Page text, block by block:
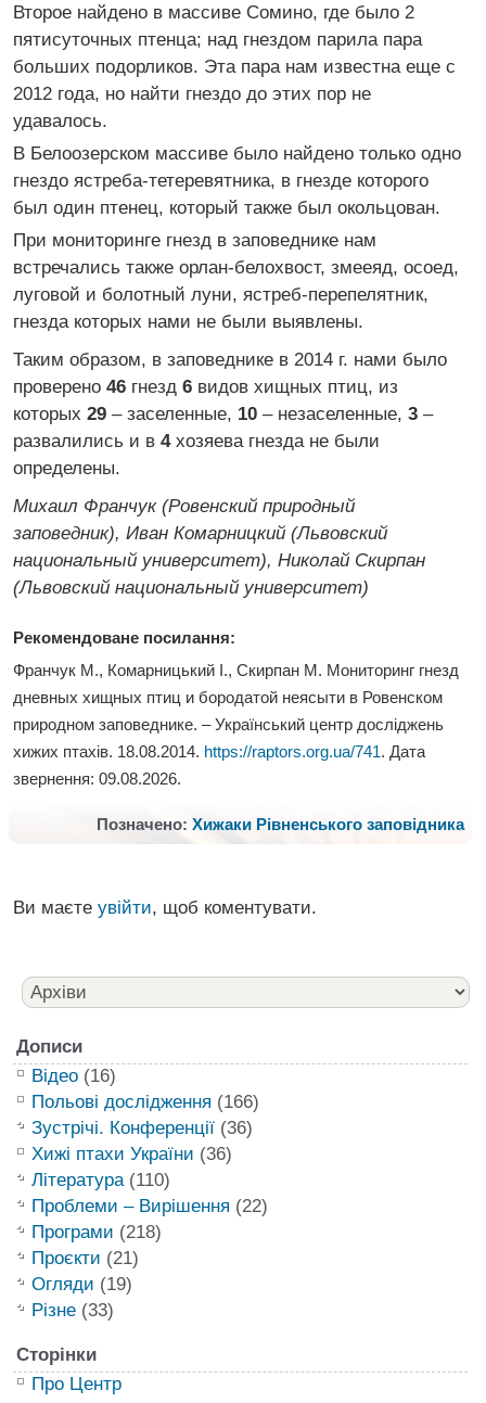
Второе найдено в массиве Сомино, где было 2
пятисуточных птенца; над гнездом парила пара
больших подорликов. Эта пара нам известна еще с
2012 года, но найти гнездо до этих пор не
удавалось.
В Белоозерском массиве было найдено только одно
гнездо ястреба-тетеревятника, в гнезде которого
был один птенец, который также был окольцован.
При мониторинге гнезд в заповеднике нам
встречались также орлан-белохвост, змееяд, осоед,
луговой и болотный луни, ястреб-перепелятник,
гнезда которых нами не были выявлены.
Таким образом, в заповеднике в 2014 г. нами было
проверено 46 гнезд 6 видов хищных птиц, из
которых 29 – заселенные, 10 – незаселенные, 3 –
развалились и в 4хозяева гнезда не были
определены.
Михаил Франчук (Ровенский природный
заповедник), Иван Комарницкий (Львовский
национальный университет), Николай Скирпан
(Львовский национальный университет)
Рекомендоване посилання:
Франчук М., Комарницький І., Скирпан М. Мониторинг гнезд
дневных хищных птиц и бородатой неясыти в Ровенском
природном заповеднике. – Український центр досліджень
хижих птахів. 18.08.2014. https://raptors.org.ua/741. Дата
звернення: 09.08.2026.
Позначено:Хижаки Рівненського заповідника
Ви маєте увійти, щоб коментувати.
Дописи
Відео(16)
Польові дослідження (166)
Зустрічі. Конференції(36)
Хижі птахи України (36)
Література(110)
Проблеми – Вирішення (22)
Програми (218)
Проєкти (21)
Огляди (19)
Різне(33)
Сторінки
Про Центр